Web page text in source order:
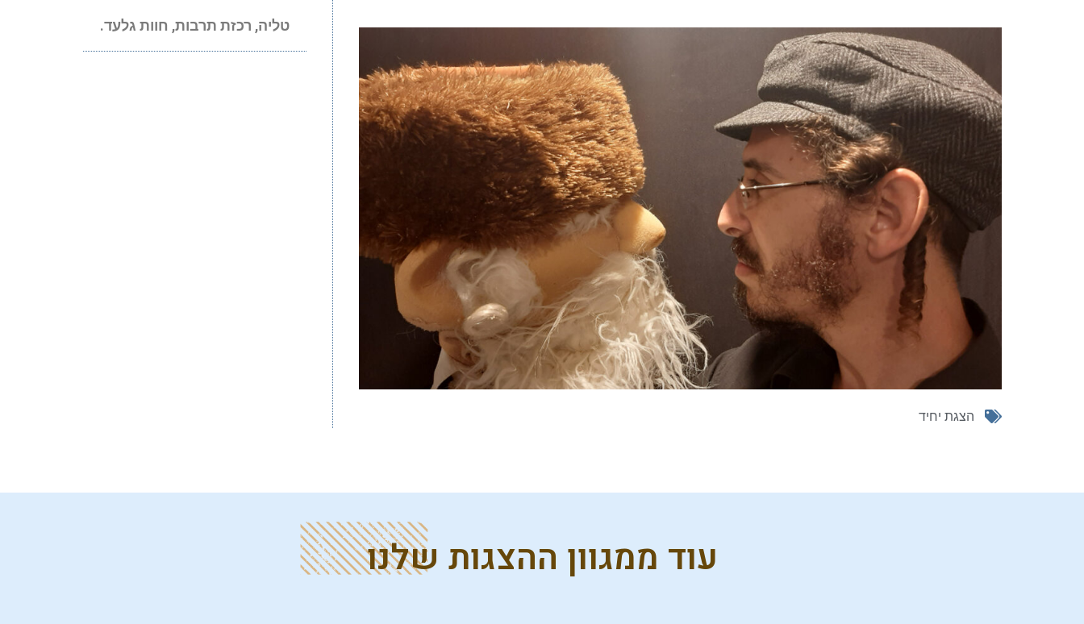
הצגת יחיד
טליה, רכזת תרבות, חוות גלעד.
עוד ממגוון ההצגות שלנו